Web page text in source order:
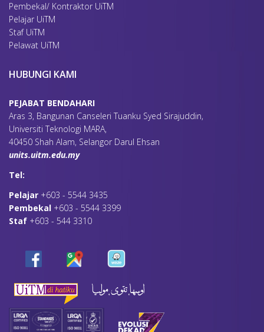
Pembekal/ Kontraktor UiTM
Pelajar UiTM
Staf UiTM
Pelawat UiTM
HUBUNGI KAMI
PEJABAT BENDAHARI
Aras 3, Bangunan Canseleri Tuanku Syed Sirajuddin,
Universiti Teknologi MARA,
40450 Shah Alam, Selangor Darul Ehsan
units.uitm.edu.my
Tel:
Pelajar +603 - 5544 3435
Pembekal +603 - 5544 3399
Staf +603 - 544 3310